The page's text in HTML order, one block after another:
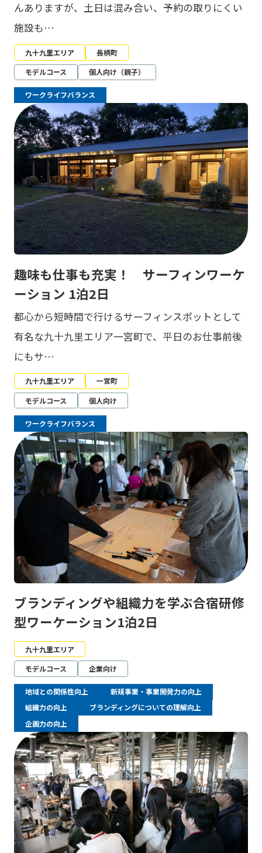
んありますが、土日は混み合い、予約の取りにくい
施設も…
九十九里エリア
長柄町
モデルコース
個人向け（親子）
ワークライフバランス
趣味も仕事も充実！ サーフィンワーケ
ーション 1泊2日
都心から短時間で行けるサーフィンスポットとして
有名な九十九里エリア一宮町で、平日のお仕事前後
にもサ…
九十九里エリア
一宮町
モデルコース
個人向け
ワークライフバランス
ブランディングや組織力を学ぶ合宿研修
型ワーケーション1泊2日
九十九里エリア
モデルコース
企業向け
地域との関係性向上
新規事業・事業開発力の向上
組織力の向上
ブランディングについての理解向上
企画力の向上